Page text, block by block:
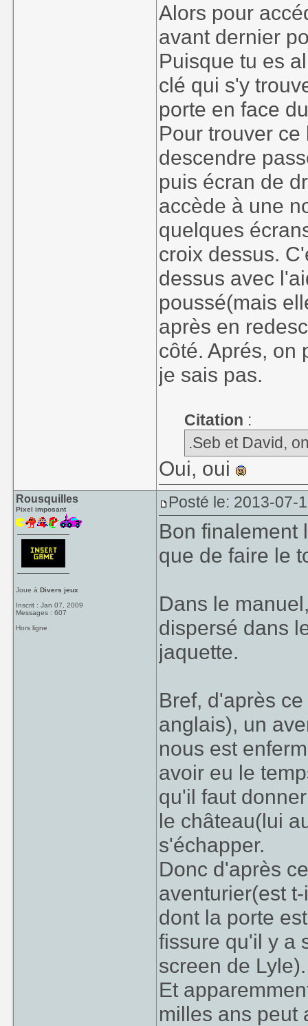
Alors pour
avant dernier
Puisque tu es
clé qui s'y
porte en face
Pour trouver
descendre
puis écran de
accède à une
quelques
croix dessus.
dessus avec
poussé(mais
après en
côté. Aprés, on
je sais pas.
Citation :
.Seb et David,
Oui, oui
Rousquilles
Pixel imposant
Joue àDivers jeux
Inscrit : Jan 07, 2009
Messages : 607
Hors ligne
Posté le: 2013-07-
Bon finalement
que de faire le
Dans le
dispersé dans
jaquette.
Bref, d'après
anglais), un
nous est
avoir eu le
qu'il faut
le château(lui
s'échapper.
Donc d'après
aventurier(est
dont la porte
fissure qu'il y a
screen de Lyle).
Et
milles ans peut